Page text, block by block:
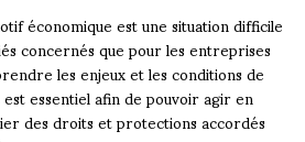
économique est une situation difficile
concernés que pour les entreprises
les enjeux et les conditions de
essentiel afin de pouvoir agir en
des droits et protections accordés